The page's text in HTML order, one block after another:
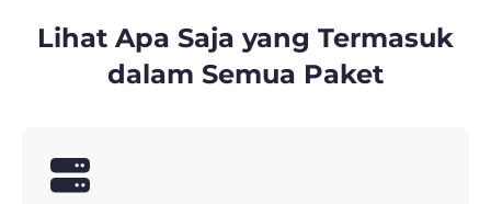
Lihat Apa Saja yang Termasuk
dalam Semua Paket